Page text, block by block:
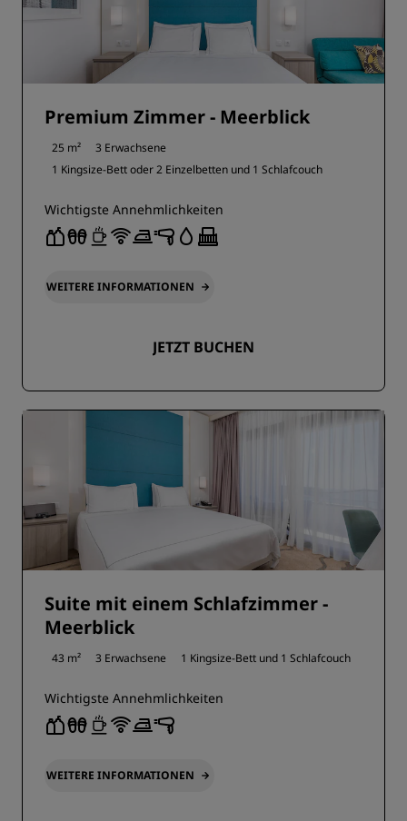
Premium Zimmer - Meerblick
25 m²
3 Erwachsene
1 Kingsize-Bett oder2 Einzelbetten und 1 Schlafcouch
Wichtigste Annehmlichkeiten
WEITERE INFORMATIONEN
JETZT BUCHEN
Suite mit einem Schlafzimmer -
Meerblick
43 m² 3 Erwachsene 1 Kingsize-Bett und 1 Schlafcouch
Wichtigste Annehmlichkeiten
WEITERE INFORMATIONEN